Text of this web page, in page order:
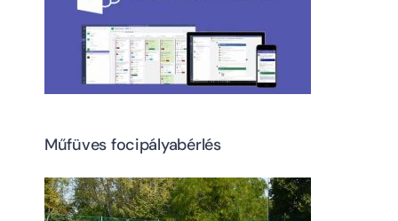
Műfüves focipályabérlés